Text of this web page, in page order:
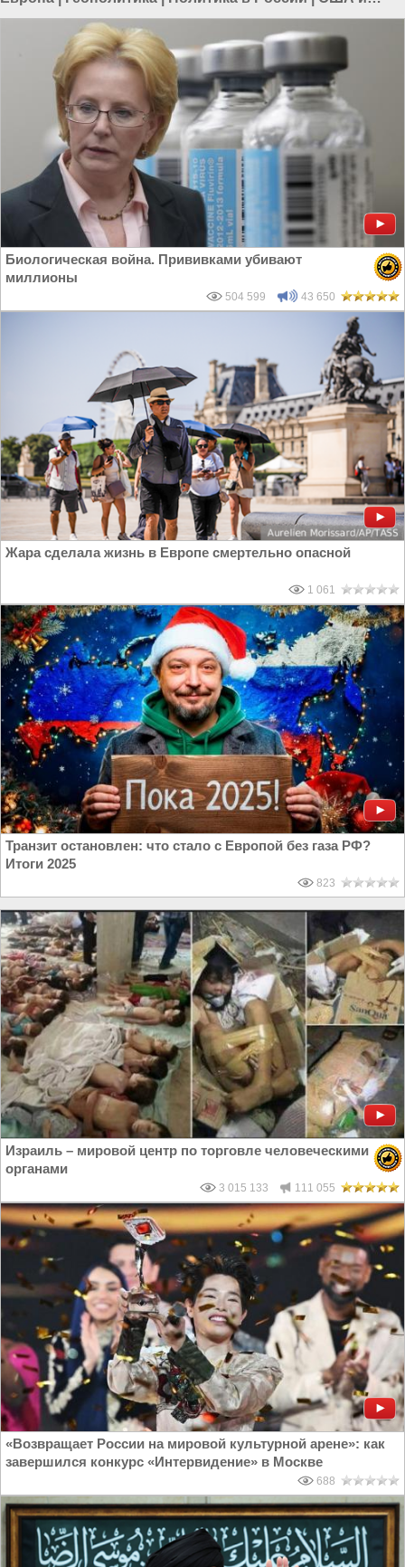
Европа
Биологическая война. Прививками убивают
миллионы
504 599 43 650
Жара сделала жизнь в Европе смертельно опасной
1 061
Транзит остановлен: что стало с Европой без газа РФ?
Итоги 2025
823
Израиль – мировой центр по торговле человеческими
органами
3 015 133 111 055
«Возвращает России на мировой культурной арене»: как
завершился конкурс «Интервидение» в Москве
688